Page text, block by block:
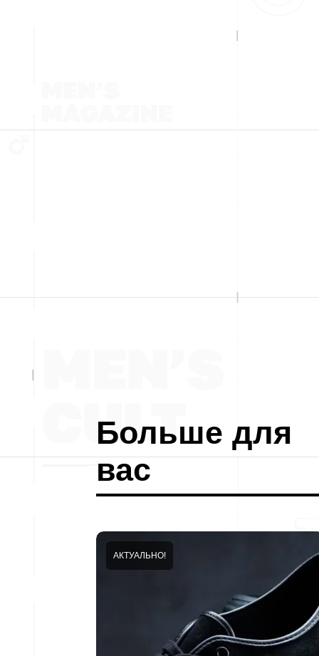
Больше для
вас
АКТУАЛЬНО!